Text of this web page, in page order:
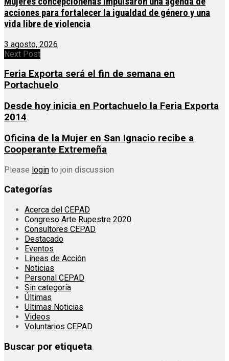
acciones para fortalecer la igualdad de género y una
vida libre de violencia
3 agosto, 2026
Next Post
Feria Exporta será el fin de semana en
Portachuelo
Desde hoy inicia en Portachuelo la Feria Exporta
2014
Oficina de la Mujer en San Ignacio recibe a
Cooperante Extremeña
Please login to join discussion
Categorías
Acerca del CEPAD
Congreso Arte Rupestre 2020
Consultores CEPAD
Destacado
Eventos
Líneas de Acción
Noticias
Personal CEPAD
Sin categoría
Últimas
Ultimas Noticias
Videos
Voluntarios CEPAD
Buscar por etiqueta